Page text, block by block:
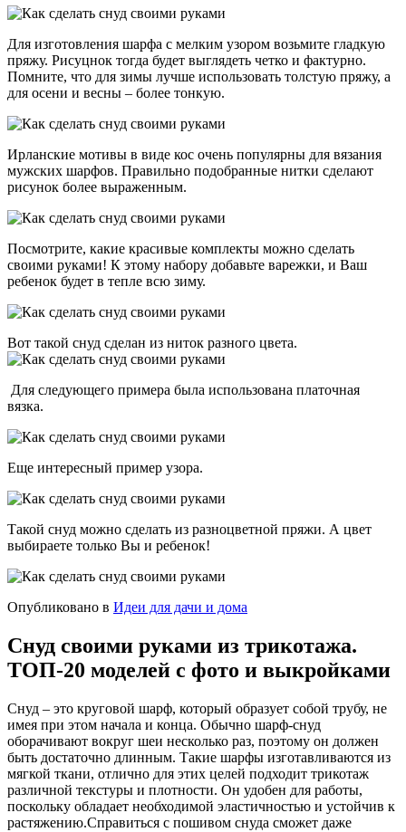
Для изготовления шарфа с мелким узором возьмите гладкую
пряжу. Рисуцнок тогда будет выглядеть четко и фактурно.
Помните, что для зимы лучше использовать толстую пряжу, а
для осени и весны – более тонкую.
Ирланские мотивы в виде кос очень популярны для вязания
мужских шарфов. Правильно подобранные нитки сделают
рисунок более выраженным.
Посмотрите, какие красивые комплекты можно сделать
своими руками! К этому набору добавьте варежки, и Ваш
ребенок будет в тепле всю зиму.
Вот такой снуд сделан из ниток разного цвета.
Для следующего примера была использована платочная
вязка.
Еще интересный пример узора.
Такой снуд можно сделать из разноцветной пряжи. А цвет
выбираете только Вы и ребенок!
Опубликовано в Идеи для дачи и дома
Снуд своими руками из трикотажа.
ТОП-20 моделей с фото и выкройками
Снуд – это круговой шарф, который образует собой трубу, не
имея при этом начала и конца. Обычно шарф-снуд
оборачивают вокруг шеи несколько раз, поэтому он должен
быть достаточно длинным. Такие шарфы изготавливаются из
мягкой ткани, отлично для этих целей подходит трикотаж
различной текстуры и плотности. Он удобен для работы,
поскольку обладает необходимой эластичностью и устойчив к
растяжению.Справиться с пошивом снуда сможет даже